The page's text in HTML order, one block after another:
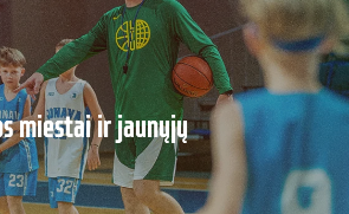
miestai ir jaunųjų